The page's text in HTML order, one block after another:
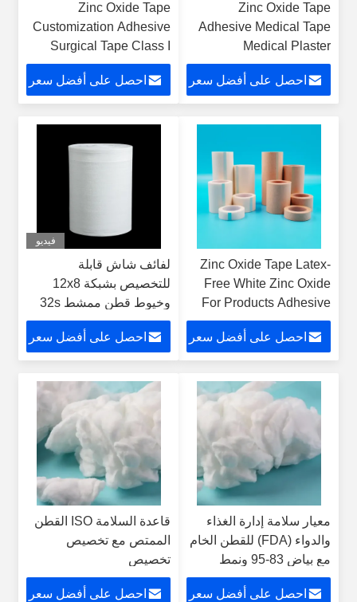
Zinc Oxide Tape
Adhesive Medical Tape
Medical Plaster
Breathable Plaster The
Perfect Solution for
Construction Projects
احصل على أفضل سعر
Zinc Oxide Tape
Customization Adhesive
Surgical Tape Class I
Instrument Classification
Not Waterproof
احصل على أفضل سعر
Zinc Oxide Tape Latex-
Free White Zinc Oxide
For Products Adhesive
Surgical Tape 3M Tape
احصل على أفضل سعر
فيديو
لفائف شاش قابلة
للتخصيص بشبكة 12x8
وخيوط قطن ممشط 32s
غير معقمة وخيار الأشعة
السينيةاحصل على أفضل سعر
معيار سلامة إدارة الغذاء
والدواء (FDA) للقطن الخام
مع بياض 83-95 ونمط
مبيض
احصل على أفضل سعر
قاعدة السلامة ISO القطن
الممتص مع تخصيص
تخصيص
احصل على أفضل سعر